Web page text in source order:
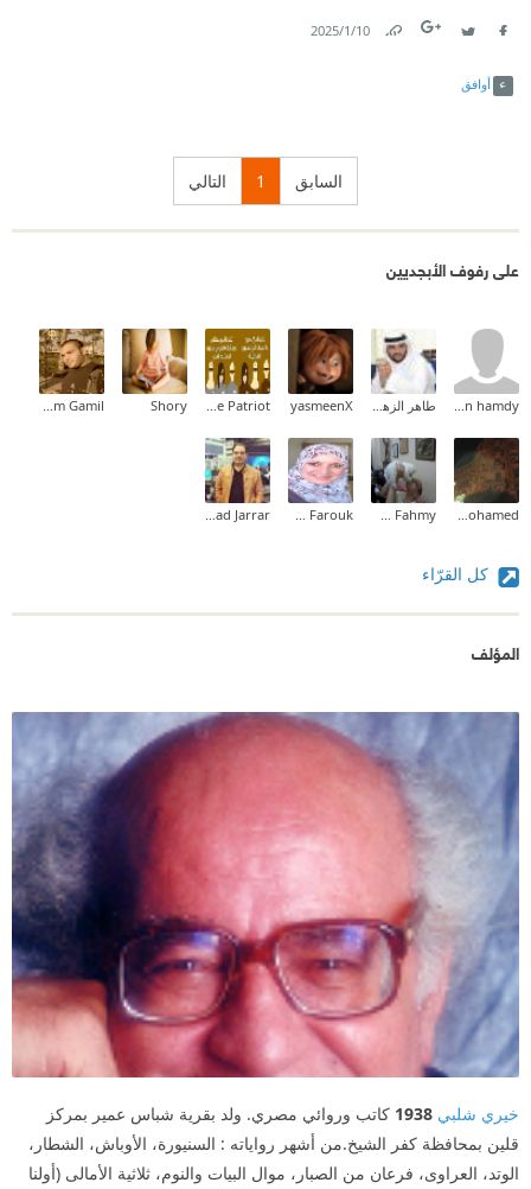
10‏/1‏/2025
أوافق
السابق 1 التالي
على رفوف الأبجديين
hassan hamdy طاهر الزهراني yasmeenX
Koke Patriot
Shory
Eslam Gamil
Saleh Mohamed
Hisham Fahmy
Dr.Hanan Farouk
Ahmad Jarrar
كل القرّاء
المؤلف
خيري شلبي 1938 كاتب وروائي مصري. ولد بقرية شباس عمير بمركز
قلين بمحافظة كفر الشيخ.من أشهر رواياته : السنيورة، الأوباش، الشطار،
الوتد، العراوى، فرعان من الصبار، موال البيات والنوم، ثلاثية الأمالى (أولنا